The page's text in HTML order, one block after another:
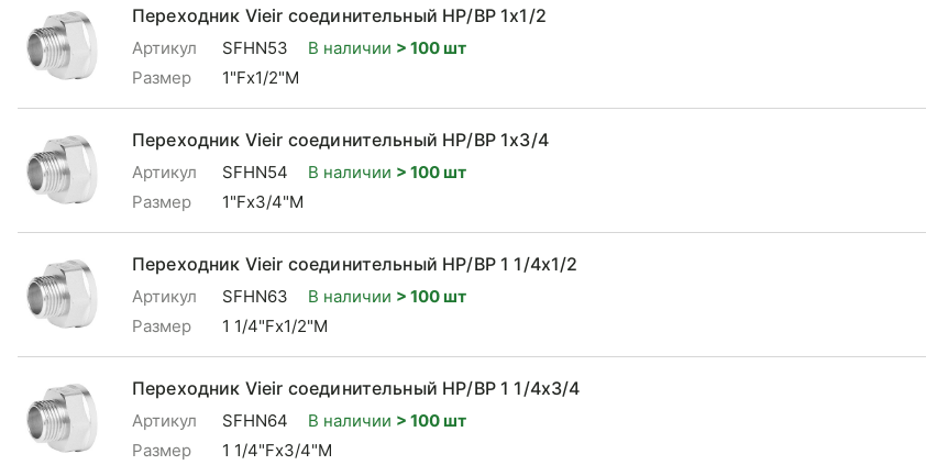
Переходник Vieir соединительный НР/ВР 1x1/2
Артикул SFHN53 В наличии > 100 шт
Размер
1"Fx1/2"М
Переходник Vieir соединительный НР/ВР 1x3/4
Артикул SFHN54 В наличии > 100 шт
Размер
1"Fx3/4"М
Переходник Vieir соединительный НР/ВР 1 1/4x1/2
Артикул SFHN63 В наличии > 100 шт
Размер
1 1/4"Fx1/2"М
Переходник Vieir соединительный НР/ВР 1 1/4x3/4
Артикул SFHN64 В наличии > 100 шт
Размер
1 1/4"Fx3/4"М